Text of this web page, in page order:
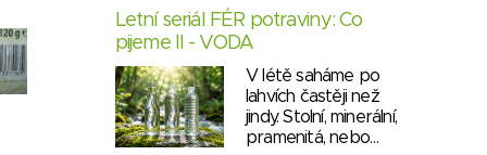
Letní seriál FÉR potraviny: Co
pijeme II - VODA
V létě saháme po
lahvích častěji než
jindy. Stolní, minerální,
pramenitá, nebo…